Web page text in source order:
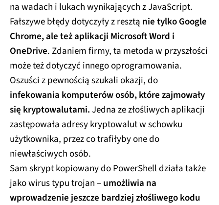
na wadach i lukach wynikających z JavaScript.
Fałszywe błędy dotyczyły z resztą nie tylko Google
Chrome, ale też aplikacji Microsoft Word i
OneDrive. Zdaniem firmy, ta metoda w przyszłości
może też dotyczyć innego oprogramowania.
Oszuści z pewnością szukali okazji, do
infekowania komputerów osób, które zajmowały
się kryptowalutami.Jedna ze złośliwych aplikacji
zastępowała adresy kryptowalut w schowku
użytkownika, przez co trafiłyby one do
niewłaściwych osób.
Sam skrypt kopiowany do PowerShell działa także
jako wirus typu trojan –umożliwia na
wprowadzenie jeszcze bardziej złośliwego kodu